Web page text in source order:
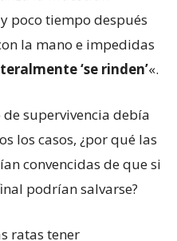
poco tiempo después
la mano e impedidas
‘se rinden’«.
supervivencia debía
los casos, ¿por qué las
convencidas de que si
podrían salvarse?
ratas tener